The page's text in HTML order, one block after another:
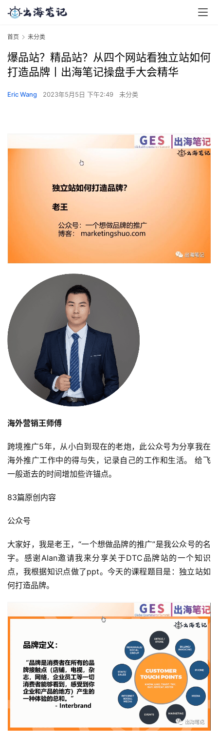
首页 未分类
爆品站？精品站？从四个网站看独立站如何
打造品牌丨出海笔记操盘手大会精华
Eric Wang 2023年5月5日 下午2:49 未分类
海外营销王师傅
跨境推广5年，从小白到现在的老炮，此公众号为分享我在
海外推广工作中的得与失，记录自己的工作和生活。 给飞
一般逝去的时间增加些许锚点。
83篇原创内容
公众号
大家好，我是老王，“一个想做品牌的推广”是我公众号的名
字。感谢Alan邀请我来分享关于DTC品牌站的一个知识
点，我根据知识点做了ppt。今天的课程题目是：独立站如
何打造品牌。